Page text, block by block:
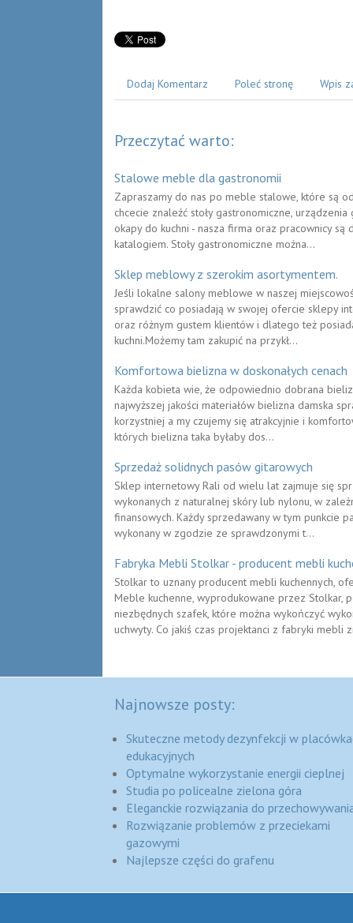
Dodaj Komentarz Poleć stronę Wpis
Przeczytać warto:
Stalowe meble dla gastronomii
Zapraszamy do nas po meble stalowe, które są
chcecie znaleźć stoły gastronomiczne,
okapy do kuchni - nasza firma oraz pracownicy są
katalogiem. Stoły gastronomiczne można...
Sklep meblowy z szerokim asortymentem.
Jeśli lokalne salony meblowe w naszej
sprawdzić co posiadają w swojej ofercie sklepy
oraz różnym gustem klientów i dlatego też
kuchni.Możemy tam zakupić na przykł...
Komfortowa bielizna w doskonałych cenach
Każda kobieta wie, że odpowiednio dobrana
najwyższej jakości materiałów bielizna damska
korzystniej a my czujemy się atrakcyjnie i
których bielizna taka byłaby dos...
Sprzedaż solidnych pasów gitarowych
Sklep internetowy Rali od wielu lat zajmuje się
wykonanych z naturalnej skóry lub nylonu, w
finansowych. Każdy sprzedawany w tym punkcie
wykonany w zgodzie ze sprawdzonymi t...
Fabryka Mebli Stolkar - producent mebli
Stolkar to uznany producent mebli kuchennych,
Meble kuchenne, wyprodukowane przez Stolkar,
niezbędnych szafek, które można wykończyć
uchwyty. Co jakiś czas projektanci z fabryki mebli
Najnowsze posty:
Skuteczne metody dezynfekcji w
edukacyjnych
Optymalne wykorzystanie energii cieplnej
Studia po policealne zielona góra
Eleganckie rozwiązania do
Rozwiązanie problemów z przeciekami
gazowymi
Najlepsze części do grafenu